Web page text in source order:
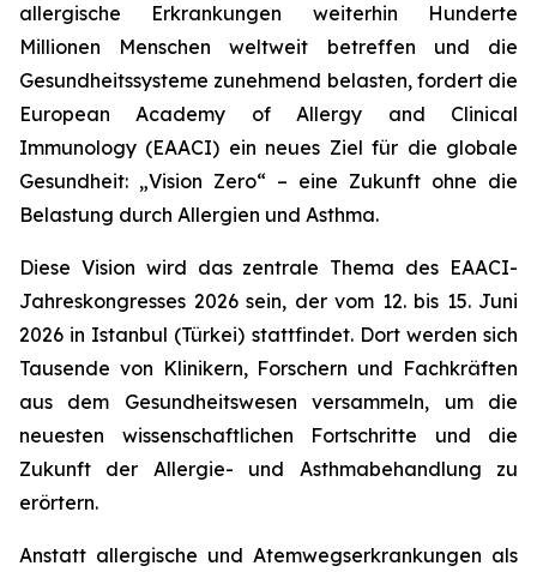
allergische Erkrankungen weiterhin Hunderte
Millionen Menschen weltweit betreffen und die
Gesundheitssysteme zunehmend belasten, fordert die
European Academy of Allergy and Clinical
Immunology (EAACI) ein neues Ziel für die globale
Gesundheit: „Vision Zero“ – eine Zukunft ohne die
Belastung durch Allergien und Asthma.
Diese Vision wird das zentrale Thema des EAACI-
Jahreskongresses 2026 sein, der vom 12. bis 15. Juni
2026 in Istanbul (Türkei) stattfindet. Dort werden sich
Tausende von Klinikern, Forschern und Fachkräften
aus dem Gesundheitswesen versammeln, um die
neuesten wissenschaftlichen Fortschritte und die
Zukunft der Allergie- und Asthmabehandlung zu
erörtern.
Anstatt allergische und Atemwegserkrankungen als